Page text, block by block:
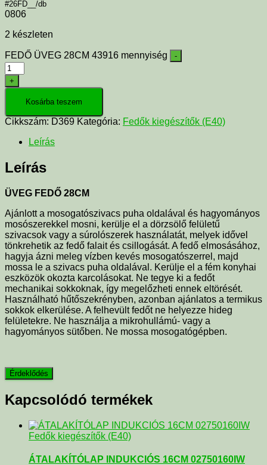
#26FD__/db
0806
2 készleten
FEDŐ ÜVEG 28CM 43916 mennyiség -
+
Kosárba teszem
Cikkszám: D369 Kategória: Fedők kiegészítők (E40)
Leírás
Leírás
ÜVEG FEDŐ 28CM
Ajánlott a mosogatószivacs puha oldalával és hagyományos
mosószerekkel mosni, kerülje el a dörzsölő felületű
szivacsok vagy a súrolószerek használatát, melyek idővel
tönkrehetik az fedő falait és csillogását. A fedő elmosásához,
hagyja ázni meleg vízben kevés mosogatószerrel, majd
mossa le a szivacs puha oldalával. Kerülje el a fém konyhai
eszközök okozta karcolásokat. Ne tegye ki a fedőt
mechanikai sokkoknak, így megelőzheti ennek eltörését.
Használható hűtőszekrényben, azonban ajánlatos a termikus
sokkok elkerülése. A felhevült fedőt ne helyezze hideg
felületekre. Ne használja a mikrohullámú- vagy a
hagyományos sütőben. Ne mossa mosogatógépben.
Kapcsolódó termékek
Fedők kiegészítők (E40)
ÁTALAKÍTÓLAP INDUKCIÓS 16CM 02750160IW